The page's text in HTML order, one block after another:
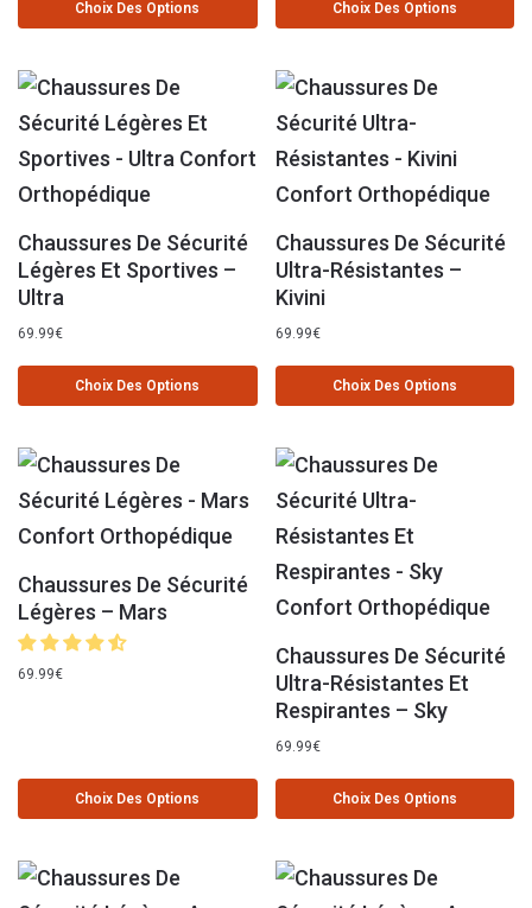
Choix Des Options Choix Des Options
Chaussures De Sécurité
Légères Et Sportives –
Ultra
69.99€
Choix Des Options
Chaussures De Sécurité
Ultra-Résistantes –
Kivini
69.99€
Choix Des Options
Chaussures De Sécurité
Légères – Mars
69.99€
Choix Des Options
Chaussures De Sécurité
Ultra-Résistantes Et
Respirantes – Sky
69.99€
Choix Des Options